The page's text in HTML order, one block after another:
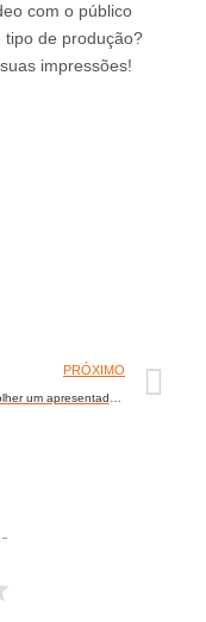
com o público
tipo de produção?
impressões!
PRÓXIMO